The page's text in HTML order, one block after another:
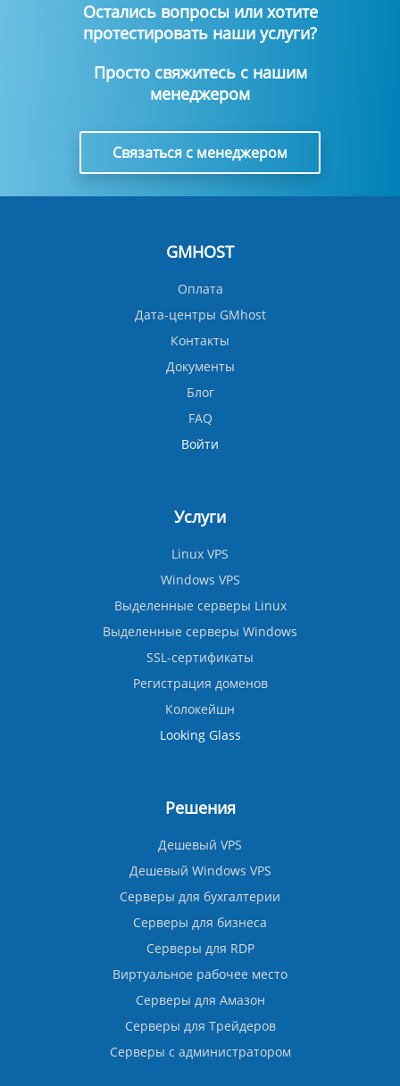
Остались вопросы или хотите
протестировать наши услуги?
Просто свяжитесь с нашим
менеджером
Связаться с менеджером
GMHOST
Оплата
Дата-центры GMhost
Контакты
Документы
Блог
FAQ
Войти
Услуги
Linux VPS
Windows VPS
Выделенные серверы Linux
Выделенные серверы Windows
SSL-сертификаты
Регистрация доменов
Колокейшн
Looking Glass
Решения
Дешевый VPS
Дешевый Windows VPS
Серверы для бухгалтерии
Серверы для бизнеса
Серверы для RDP
Виртуальное рабочее место
Серверы для Амазон
Серверы для Трейдеров
Серверы с администратором